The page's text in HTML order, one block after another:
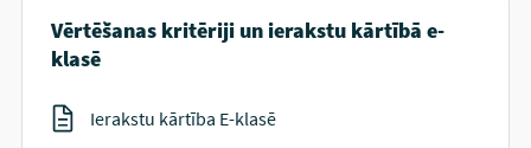
Vērtēšanas kritēriji un ierakstu kārtībā e-
klasē
Ierakstu kārtība E-klasē